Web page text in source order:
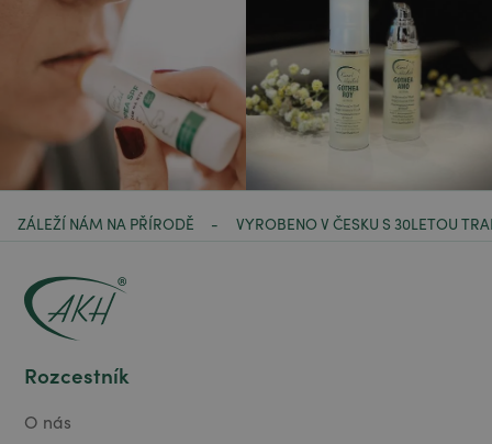
ZÁLEŽÍ NÁM NA PŘÍRODĚ - VYROBENO V ČESKU S 30LETOU
Rozcestník
O nás